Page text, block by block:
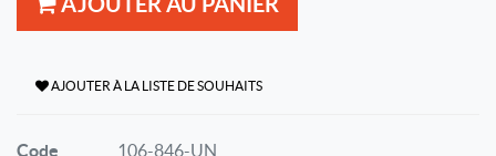
AJOUTER À LA LISTE DE SOUHAITS
Code 106-846-UN